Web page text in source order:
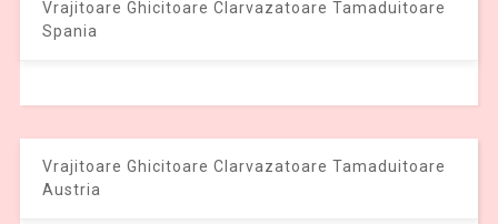
Vrajitoare Ghicitoare Clarvazatoare Tamaduitoare
Spania
Vrajitoare Ghicitoare Clarvazatoare Tamaduitoare
Austria